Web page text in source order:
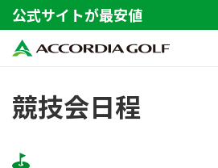
公式サイトが最安値
競技会日程